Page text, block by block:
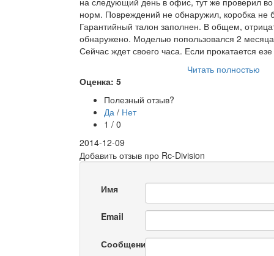
норм. Повреждений не обнаружил, коробка не
Гарантийный талон заполнен. В общем,
обнаружено. Моделью попользовался 2
Сейчас ждет своего часа. Если прокатается
Читать полностью
Оценка: 5
Полезный отзыв?
Да / Нет
1 / 0
2014-12-09
Добавить отзыв про Rc-Division
Имя
Email
Сообщение